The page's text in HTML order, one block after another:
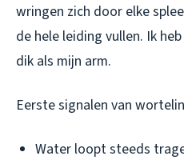
wringen zich door elke
de hele leiding vullen. Ik
dik als mijn arm.
Eerste signalen van
Water loopt steeds